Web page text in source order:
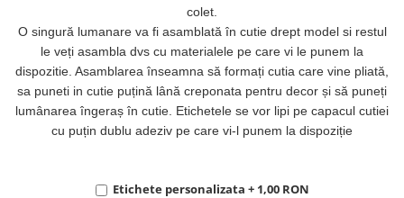
colet.
O singură lumanare va fi asamblată în cutie drept model si restul
le veți asambla dvs cu materialele pe care vi le punem la
dispozitie. Asamblarea înseamna să formați cutia care vine pliată,
sa puneti in cutie puțină lână creponata pentru decor și să puneți
lumânarea îngeraș în cutie. Etichetele se vor lipi pe capacul cutiei
cu puțin dublu adeziv pe care vi-l punem la dispoziție
Etichete personalizata + 1,00 RON